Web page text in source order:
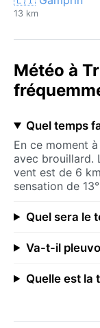
13 km
Météo à
Quel temps
En ce moment
avec brouillard.
vent est de 6
sensation de
Quel sera le
Va-t-il
Quelle est la